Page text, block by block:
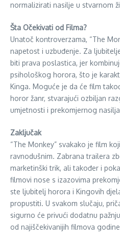
normalizirati nasilje u stvarnom
Šta Očekivati od Filma?
Unatoč kontroverzama, “The
napetost i uzbuđenje. Za
biti prava poslastica, jer
psihološkog horora, što je
Kinga. Moguće je da će film
horor žanr, stvarajući ozbiljan
umjetnosti i prekomjernog
Zaključak
“The Monkey” svakako je film
ravnodušnim. Zabrana trailera
marketinški trik, ali također i
filmovi nose s izazovima
ste ljubitelj horora i Kingovih
propustiti. U svakom slučaju,
sigurno će privući dodatnu
od najiščekivanijih filmova